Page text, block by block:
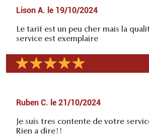
Lison A. le 19/10/2024
Le tarif est un peu cher mais la
service est exemplaire
Ruben C. le 21/10/2024
Je suis tres contente de votre
Rien a dire!!